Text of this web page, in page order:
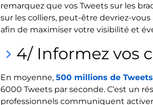
remarquez que vos Tweets sur les
sur les colliers, peut-être devriez-
afin de maximiser votre visibilité et
keyboard_arrow_right 4/ Informez vos
En moyenne,500 millions de
6000 Tweets par seconde. C’est un
professionnels communiquent